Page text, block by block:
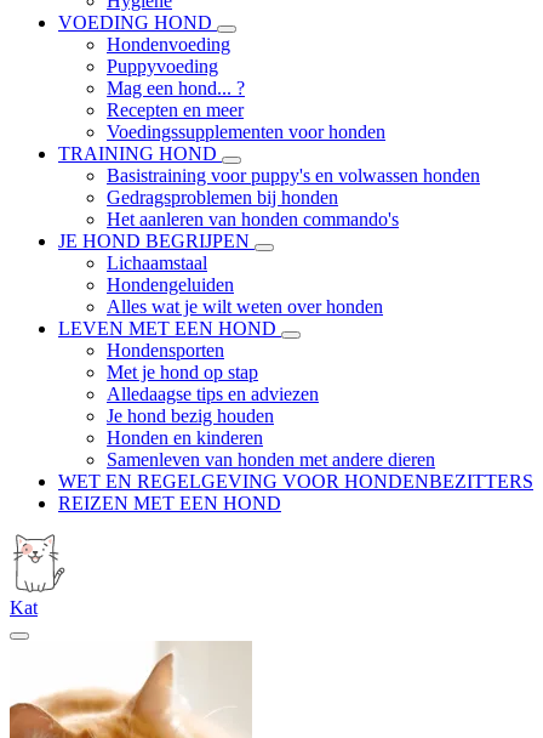
VOEDING HOND
Hondenvoeding
Puppyvoeding
Mag een hond... ?
Recepten en meer
Voedingssupplementen voor honden
TRAINING HOND
Basistraining voor puppy's en volwassen honden
Gedragsproblemen bij honden
Het aanleren van honden commando's
JE HOND BEGRIJPEN
Lichaamstaal
Hondengeluiden
Alles wat je wilt weten over honden
LEVEN MET EEN HOND
Hondensporten
Met je hond op stap
Alledaagse tips en adviezen
Je hond bezig houden
Honden en kinderen
Samenleven van honden met andere dieren
WET EN REGELGEVING VOOR HONDENBEZITTERS
REIZEN MET EEN HOND
Kat